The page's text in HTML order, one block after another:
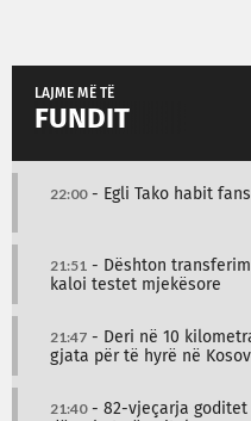
LAJME MË TË
FUNDIT
22:00- Egli Tako habit
21:51 - Dështon
kaloi testet mjekësore
21:47 - Deri në 10
gjata për të hyrë në
21:40- 82-vjeçarja goditet